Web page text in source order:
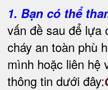
1. Bạn có thể
vấn đề sau để lựa
cháy an toàn phù
mình hoặc liên hệ
thông tin dưới đây: